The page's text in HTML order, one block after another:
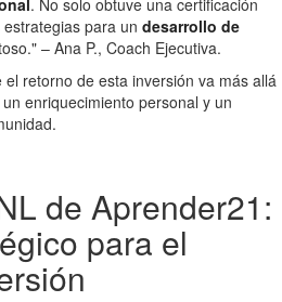
para un desarrollo de
– Ana P., Coach Ejecutiva.
retorno de esta inversión va más allá
enriquecimiento personal y un
de Aprender21:
para el